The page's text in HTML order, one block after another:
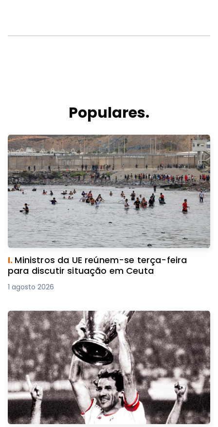
Populares.
I. Ministros da UE reúnem-se terça-feira
para discutir situação em Ceuta
1 agosto 2026